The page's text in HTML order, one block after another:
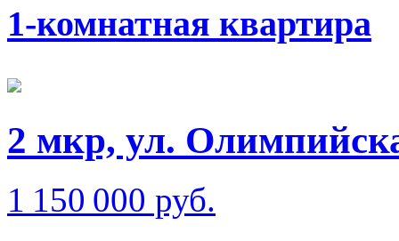
1-комнатная квартира
2 мкр, ул.
1 150 000 руб.